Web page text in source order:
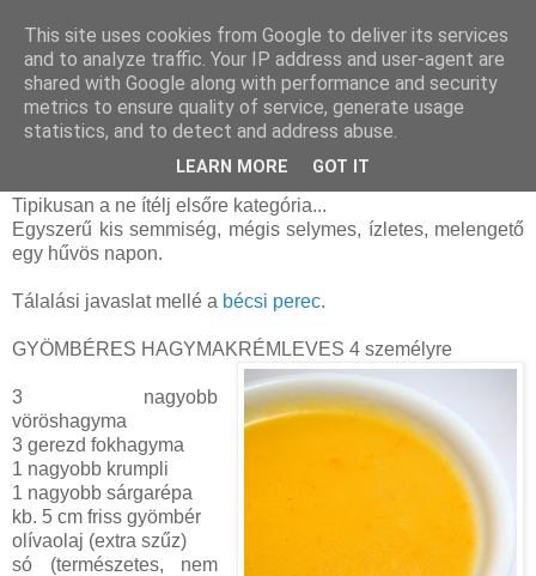
péntek, október 16, 2015
Gyömbéres hagymakrémleves (glutén-
és laktózmentes)
Tipikusan a ne ítélj elsőre kategória...
Egyszerű kis semmiség, mégis selymes, ízletes, melengető
egy hűvös napon.
Tálalási javaslat mellé a bécsi perec.
GYÖMBÉRES HAGYMAKRÉMLEVES 4 személyre
3 nagyobb
vöröshagyma
3 gerezd fokhagyma
1 nagyobb krumpli
1 nagyobb sárgarépa
kb. 5 cm friss gyömbér
olívaolaj (extra szűz)
só (természetes, nem
This site uses cookies from Google to deliver its services
and to analyze traffic. Your IP address and user-agent are
shared with Google along with performance and security
metrics to ensure quality of service, generate usage
statistics, and to detect and address abuse.
LEARN MORE GOT IT